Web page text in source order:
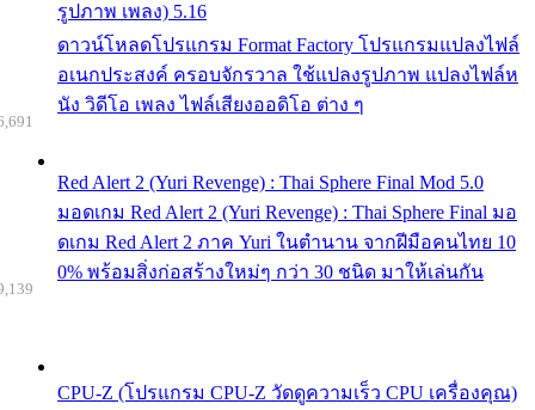
รูปภาพ เพลง) 5.16
ดาวน์โหลดโปรแกรม Format Factory โปรแกรมแปลงไฟล์
อเนกประสงค์ ครอบจักรวาล ใช้แปลงรูปภาพ แปลงไฟล์ห
นัง วิดีโอ เพลง ไฟล์เสียงออดิโอ ต่าง ๆ
Red Alert 2 (Yuri Revenge) : Thai Sphere Final Mod 5.0
มอดเกม Red Alert 2 (Yuri Revenge) : Thai Sphere Final มอ
ดเกม Red Alert 2 ภาค Yuri ในตำนาน จากฝีมือคนไทย 10
0% พร้อมสิ่งก่อสร้างใหม่ๆ กว่า 30 ชนิด มาให้เล่นกัน
CPU-Z (โปรแกรม CPU-Z วัดดูความเร็ว CPU เครื่องคุณ)